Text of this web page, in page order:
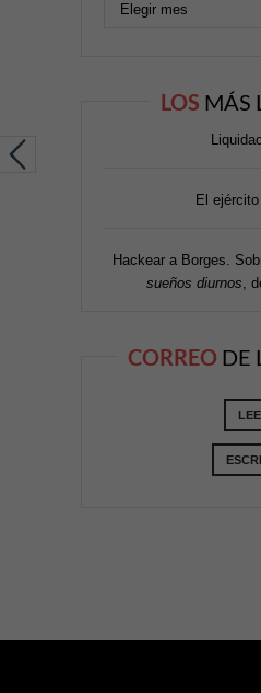
LOS MÁS
El
Hackear a Borges.
sueños diurnos ,
CORREO DE